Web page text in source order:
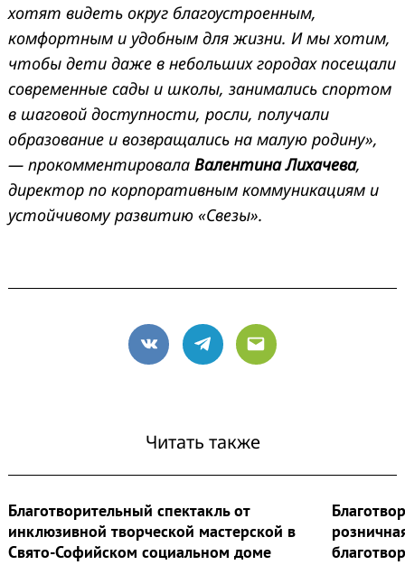
хотят видеть округ благоустроенным,
комфортным и удобным для жизни. И мы хотим,
чтобы дети даже в небольших городах посещали
современные сады и школы, занимались спортом
в шаговой доступности, росли, получали
образование и возвращались на малую родину»,
— прокомментировала Валентина Лихачева,
директор по корпоративным коммуникациям и
устойчивому развитию «Свезы».
VK Telegram
Email
Читать также
Благотворительный спектакль от
инклюзивной творческой мастерской в
Свято-Софийском социальном доме